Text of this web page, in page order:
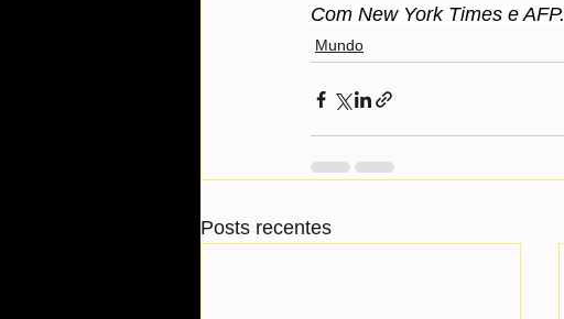
Com New York Times e AFP.
Mundo
Posts recentes